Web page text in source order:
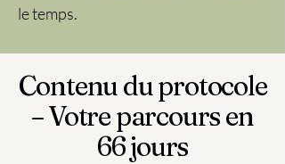
le temps.
Contenu du protocole
– Votre parcours en
66 jours